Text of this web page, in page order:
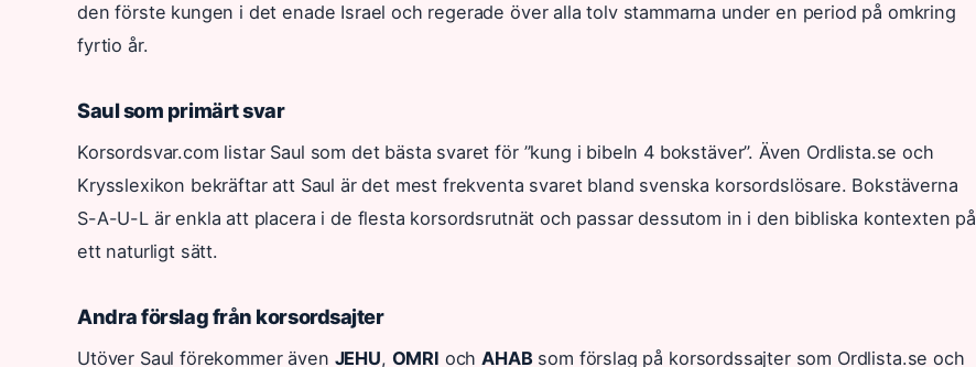
den förste kungen i det enade Israel och regerade över alla tolv stammarna under en period på omkring
fyrtio år.
Saul som primärt svar
Korsordsvar.com listar Saul som det bästa svaret för ”kung i bibeln 4 bokstäver”. Även Ordlista.se och
Krysslexikon bekräftar att Saul är det mest frekventa svaret bland svenska korsordslösare. Bokstäverna
S-A-U-L är enkla att placera i de flesta korsordsrutnät och passar dessutom in i den bibliska kontexten på
ett naturligt sätt.
Andra förslag från korsordsajter
Utöver Saul förekommer även JEHU, OMRI ochAHABsom förslag på korsordssajter som Ordlista.se och